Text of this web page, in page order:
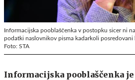
Informacijska pooblaščenka v postopku sicer ni
podatki naslovnikov pisma kadarkoli posredovani
Foto: STA
Informacijska pooblaščenka